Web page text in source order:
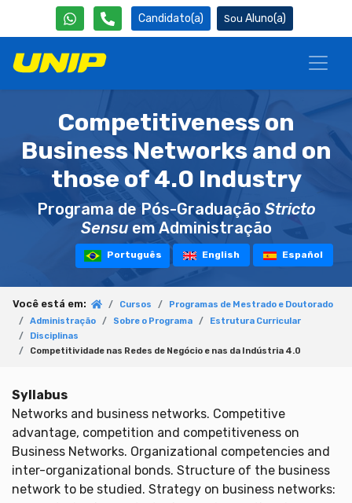
Candidato(a) Aluno(a)
Competitiveness on
Business Networks and on
those of 4.0 Industry
Programa de Pós-Graduação Stricto
Sensuem Administração
Português English Español
Você está em: Cursos
Programas de Mestrado e Doutorado
Administração
Sobre o Programa
Estrutura Curricular
Disciplinas
Competitividade nas Redes de Negócio e nas da Indústria 4.0
Syllabus
Networks and business networks. Competitive
advantage, competition and competitiveness on
Business Networks. Organizational competencies and
inter-organizational bonds. Structure of the business
network to be studied. Strategy on business networks: